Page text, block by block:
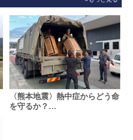
〈熊本地震〉熱中症からどう命
を守るか？…